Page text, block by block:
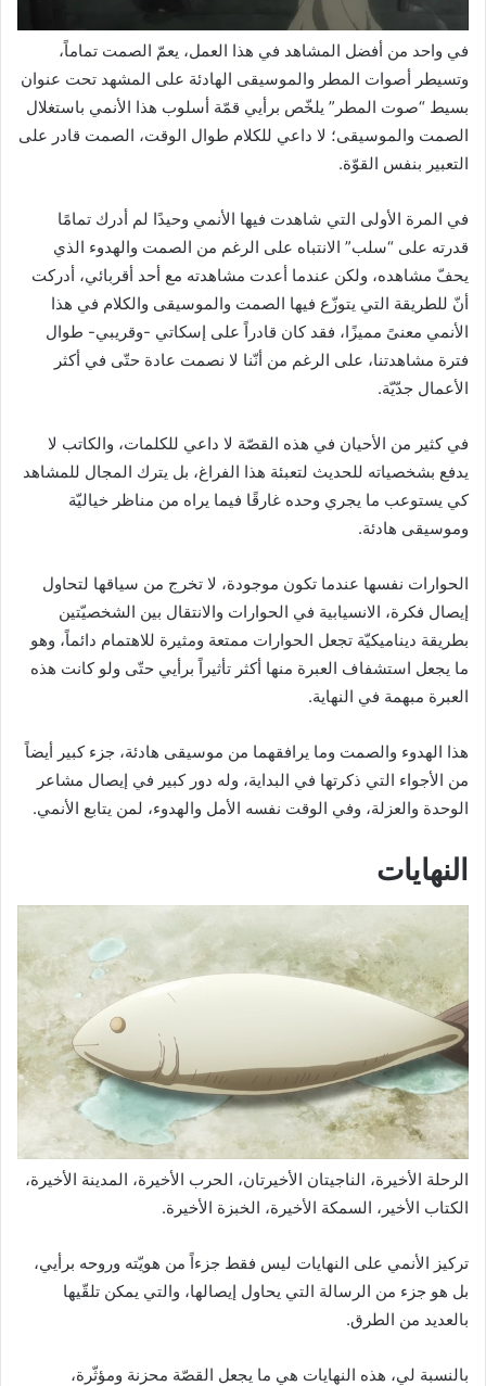
في واحد من أفضل المشاهد في هذا العمل، يعمّ الصمت تماماً،
وتسيطر أصوات المطر والموسيقى الهادئة على المشهد تحت عنوان
بسيط “صوت المطر” يلخّص برأيي قمّة أسلوب هذا الأنمي باستغلال
الصمت والموسيقى؛ لا داعي للكلام طوال الوقت، الصمت قادر على
التعبير بنفس القوّة.
في المرة الأولى التي شاهدت فيها الأنمي وحيدًا لم أدرك تمامًا
قدرته على “سلب” الانتباه على الرغم من الصمت والهدوء الذي
يحفّ مشاهده، ولكن عندما أعدت مشاهدته مع أحد أقربائي، أدركت
أنّ للطريقة التي يتوزّع فيها الصمت والموسيقى والكلام في هذا
الأنمي معنىً مميزًا، فقد كان قادراً على إسكاتي -وقريبي- طوال
فترة مشاهدتنا، على الرغم من أنّنا لا نصمت عادة حتّى في أكثر
الأعمال جدّيّة.
في كثير من الأحيان في هذه القصّة لا داعي للكلمات، والكاتب لا
يدفع بشخصياته للحديث لتعبئة هذا الفراغ، بل يترك المجال للمشاهد
كي يستوعب ما يجري وحده غارقًا فيما يراه من مناظر خياليّة
وموسيقى هادئة.
الحوارات نفسها عندما تكون موجودة، لا تخرج من سياقها لتحاول
إيصال فكرة، الانسيابية في الحوارات والانتقال بين الشخصيّتين
بطريقة ديناميكيّة تجعل الحوارات ممتعة ومثيرة للاهتمام دائماً، وهو
ما يجعل استشفاف العبرة منها أكثر تأثيراً برأيي حتّى ولو كانت هذه
العبرة مبهمة في النهاية.
هذا الهدوء والصمت وما يرافقهما من موسيقى هادئة، جزء كبير أيضاً
من الأجواء التي ذكرتها في البداية، وله دور كبير في إيصال مشاعر
الوحدة والعزلة، وفي الوقت نفسه الأمل والهدوء، لمن يتابع الأنمي.
النهايات
الرحلة الأخيرة، الناجيتان الأخيرتان، الحرب الأخيرة، المدينة الأخيرة،
الكتاب الأخير، السمكة الأخيرة، الخبزة الأخيرة.
تركيز الأنمي على النهايات ليس فقط جزءاً من هويّته وروحه برأيي،
بل هو جزء من الرسالة التي يحاول إيصالها، والتي يمكن تلقّيها
بالعديد من الطرق.
بالنسبة لي، هذه النهايات هي ما يجعل القصّة محزنة ومؤثّرة،